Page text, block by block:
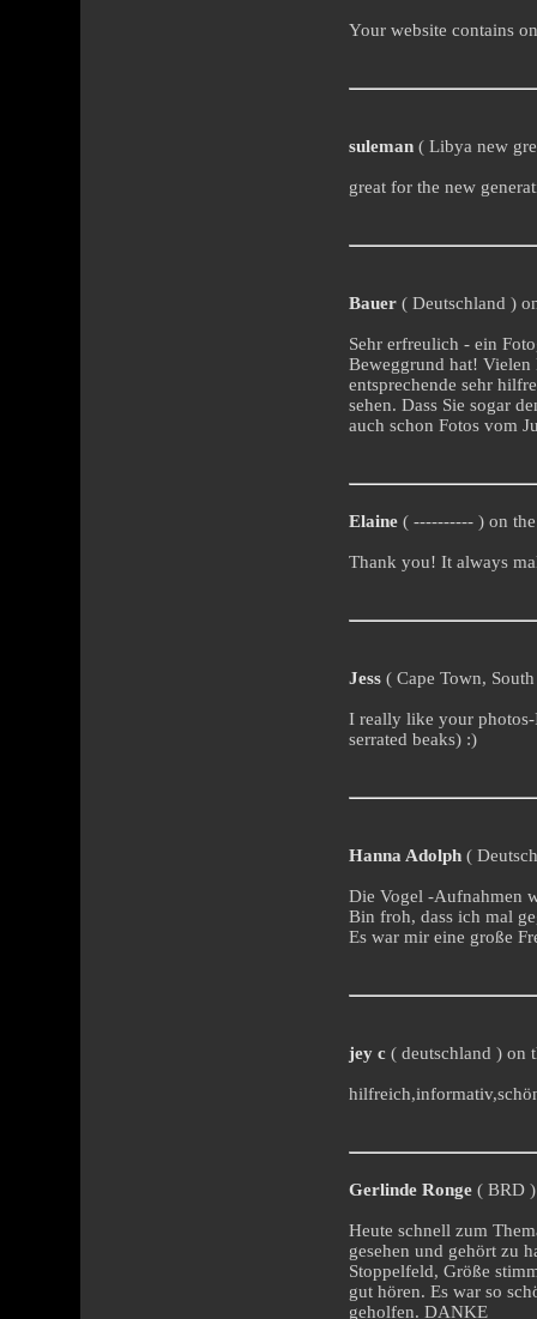
Your website contains
suleman ( Libya new
great for the new
Bauer ( Deutschland )
Sehr erfreulich - ein
Beweggrund hat! Vielen
entsprechende sehr
sehen. Dass Sie sogar
auch schon Fotos vom
Elaine ( ---------- ) on
Thank you! It always
Jess ( Cape Town,
I really like your
serrated beaks) :)
Hanna Adolph (
Die Vogel -Aufnahmen
Bin froh, dass ich mal
Es war mir eine große
jey c ( deutschland ) on
Gerlinde Ronge ( BRD
Heute schnell zum
gesehen und gehört zu
Stoppelfeld, Größe
gut hören. Es war so
geholfen. DANKE